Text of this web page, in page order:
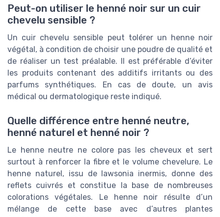
Peut-on utiliser le henné noir sur un cuir
chevelu sensible ?
Un cuir chevelu sensible peut tolérer un henne noir
végétal, à condition de choisir une poudre de qualité et
de réaliser un test préalable. Il est préférable d’éviter
les produits contenant des additifs irritants ou des
parfums synthétiques. En cas de doute, un avis
médical ou dermatologique reste indiqué.
Quelle différence entre henné neutre,
henné naturel et henné noir ?
Le henne neutre ne colore pas les cheveux et sert
surtout à renforcer la fibre et le volume chevelure. Le
henne naturel, issu de lawsonia inermis, donne des
reflets cuivrés et constitue la base de nombreuses
colorations végétales. Le henne noir résulte d’un
mélange de cette base avec d’autres plantes